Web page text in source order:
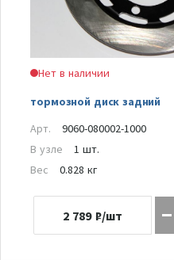
Нет в наличии
тормозной диск задний
Арт.
9060-080002-1000
В узле
1 шт.
Вес
0.828 кг
2 789 ₽/шт